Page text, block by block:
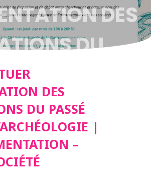
DES
DU
À
|
– SOCIÉTÉ
DES
DU PASSÉ
|
–